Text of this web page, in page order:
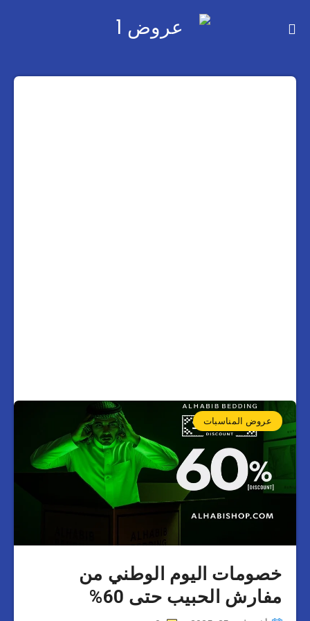
عروض المناسبات
خصومات اليوم الوطني من
مفارش الحبيب حتى 60%